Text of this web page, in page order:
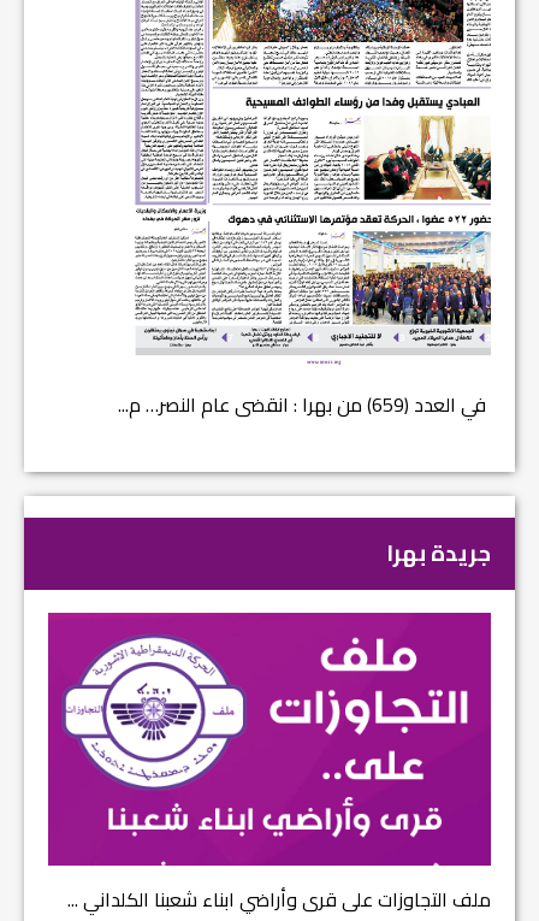
في العدد (659) من بهرا : انقضى عام النصر… م...
جريدة بهرا
ملف التجاوزات على قرى وأراضي ابناء شعبنا الكلداني ...